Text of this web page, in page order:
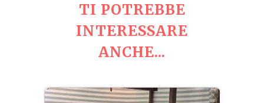
TI POTREBBE
INTERESSARE
ANCHE...